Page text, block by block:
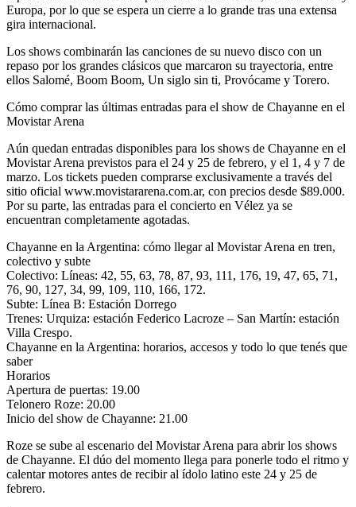
Europa, por lo que se espera un cierre a lo grande tras una extensa
gira internacional.
Los shows combinarán las canciones de su nuevo disco con un
repaso por los grandes clásicos que marcaron su trayectoria, entre
ellos Salomé, Boom Boom, Un siglo sin ti, Provócame y Torero.
Cómo comprar las últimas entradas para el show de Chayanne en el
Movistar Arena
Aún quedan entradas disponibles para los shows de Chayanne en el
Movistar Arena previstos para el 24 y 25 de febrero, y el 1, 4 y 7 de
marzo. Los tickets pueden comprarse exclusivamente a través del
sitio oficial www.movistararena.com.ar, con precios desde $89.000.
Por su parte, las entradas para el concierto en Vélez ya se
encuentran completamente agotadas.
Chayanne en la Argentina: cómo llegar al Movistar Arena en tren,
colectivo y subte
Colectivo: Líneas: 42, 55, 63, 78, 87, 93, 111, 176, 19, 47, 65, 71,
76, 90, 127, 34, 99, 109, 110, 166, 172.
Subte: Línea B: Estación Dorrego
Trenes: Urquiza: estación Federico Lacroze – San Martín: estación
Villa Crespo.
Chayanne en la Argentina: horarios, accesos y todo lo que tenés que
saber
Horarios
Apertura de puertas: 19.00
Telonero Roze: 20.00
Inicio del show de Chayanne: 21.00
Roze se sube al escenario del Movistar Arena para abrir los shows
de Chayanne. El dúo del momento llega para ponerle todo el ritmo y
calentar motores antes de recibir al ídolo latino este 24 y 25 de
febrero.